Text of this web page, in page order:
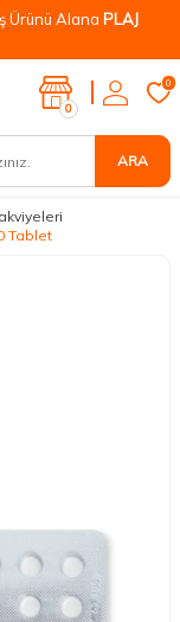
Ürünü Alana PLAJ
ARA
0
0
Tablet